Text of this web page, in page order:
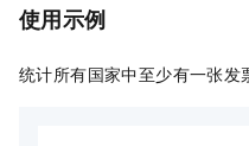
使用示例
统计所有国家中至少有一张发